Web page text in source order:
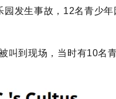
发生事故，12名青少年
叫到现场，当时有10名